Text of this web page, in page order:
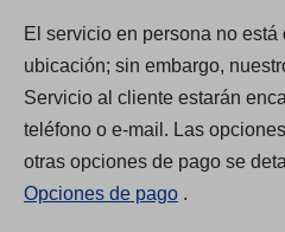
s
y
h
o
r
a
El servicio en persona no
ubicación; sin embargo,
Servicio al cliente estarán
teléfono o e-mail. Las
otras opciones de pago se
Opciones de pago .